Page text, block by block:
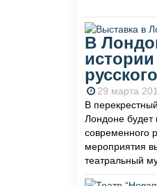
В
29 марта
В
Лондоне будет
современного
мероприятия
театральный